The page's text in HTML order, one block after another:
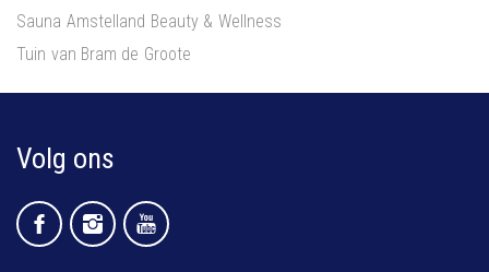
Sauna Amstelland Beauty & Wellness
Tuin van Bram de Groote
Volg ons